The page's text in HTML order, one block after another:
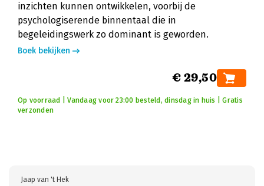
inzichten kunnen ontwikkelen, voorbij de
psychologiserende binnentaal die in
begeleidingswerk zo dominant is geworden.
Boek bekijken
€ 29,50
Op voorraad | Vandaag voor 23:00 besteld, dinsdag in huis | Gratis
verzonden
Jaap van 't Hek